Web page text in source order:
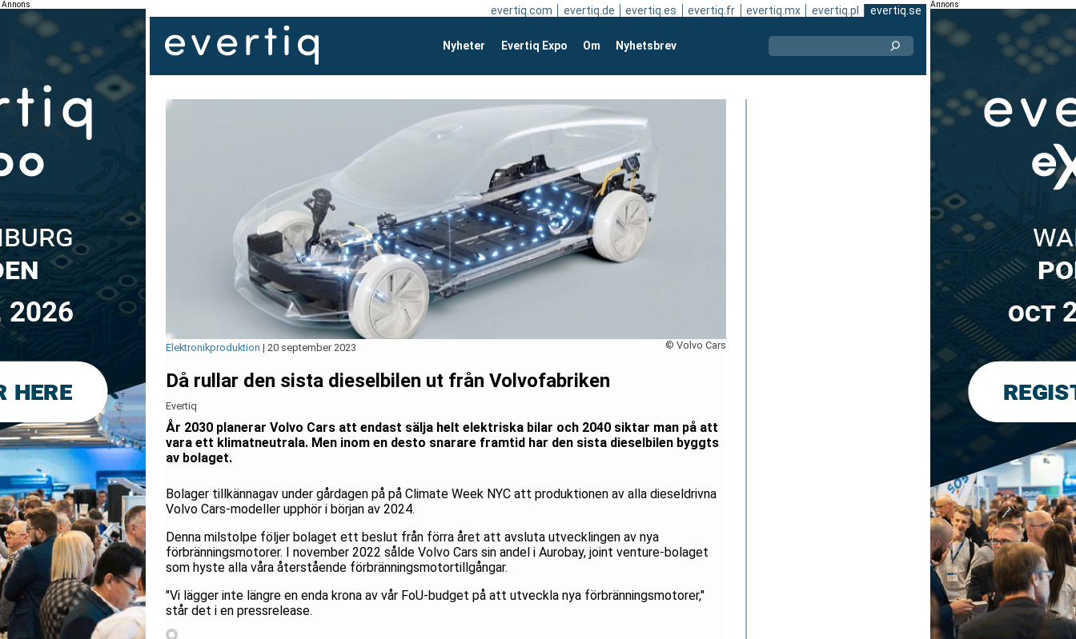
Annons evertiq.com evertiq.de evertiq.es evertiq.fr evertiq.mx evertiq.pl evertiq.se
Nyheter Evertiq Expo Om Nyhetsbrev
© Volvo Cars
Elektronikproduktion | 20 september 2023
Då rullar den sista dieselbilen ut från Volvofabriken
Evertiq
År 2030 planerar Volvo Cars att endast sälja helt elektriska bilar och 2040 siktar man på att
vara ett klimatneutrala. Men inom en desto snarare framtid har den sista dieselbilen byggts
av bolaget.
Bolager tillkännagav under gårdagen på på Climate Week NYC att produktionen av alla dieseldrivna
Volvo Cars-modeller upphör i början av 2024.
Denna milstolpe följer bolaget ett beslut från förra året att avsluta utvecklingen av nya
förbränningsmotorer. I november 2022 sålde Volvo Cars sin andel i Aurobay, joint venture-bolaget
som hyste alla våra återstående förbränningsmotortillgångar.
"Vi lägger inte längre en enda krona av vår FoU-budget på att utveckla nya förbränningsmotorer,"
står det i en pressrelease.
Annons